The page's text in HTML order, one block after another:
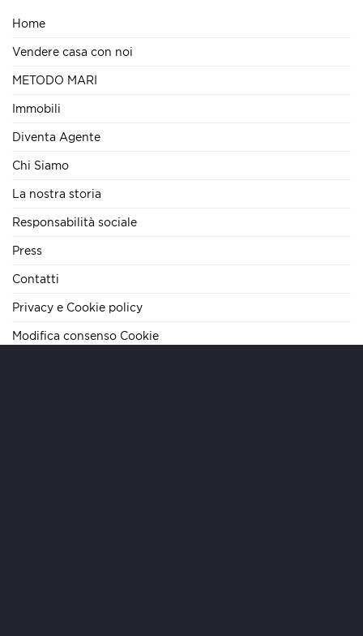
Home
Vendere casa con noi
METODO MARI
Immobili
Diventa Agente
Chi Siamo
La nostra storia
Responsabilità sociale
Press
Contatti
Privacy e Cookie policy
Modifica consenso Cookie